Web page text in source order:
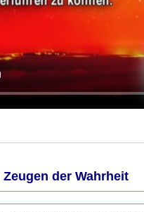
Zeugen der Wahrheit